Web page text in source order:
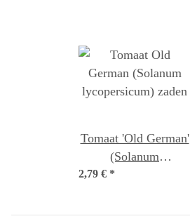
Tomaat 'Old German'
(Solanum
lycopersicum) zaden
2,79 € *